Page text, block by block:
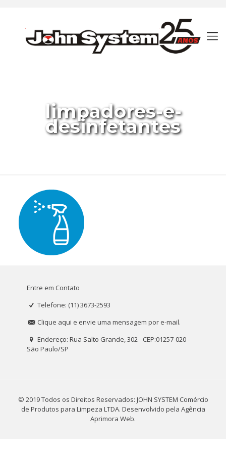
limpadores-e-
desinfetantes
Entre em Contato
Telefone: (11) 3673-2593
Clique aqui e envie uma mensagem por e-mail.
Endereço: Rua Salto Grande, 302 - CEP:01257-020 -
São Paulo/SP
© 2019 Todos os Direitos Reservados: JOHN SYSTEM Comércio
de Produtos para Limpeza LTDA. Desenvolvido pela Agência
Aprimora Web.